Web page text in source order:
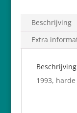
Beschrijving
Extra
Beschrijving
1993,